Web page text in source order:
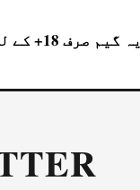
⚠️ یہ گیم صرف 18+ کے لیے ہے۔ ذمہ دارانہ گیمنگ کریں اور اپنی مالی حد میں کھیلیں۔